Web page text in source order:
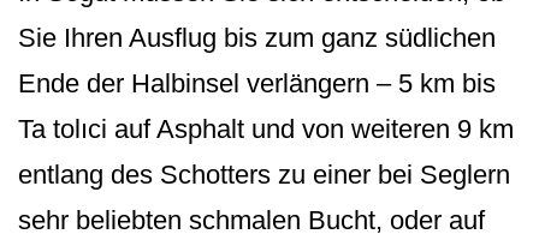
Sie Ihren Ausflug bis zum ganz südlichen
Ende der Halbinsel verlängern – 5 km bis
Ta tolıci auf Asphalt und von weiteren 9 km
entlang des Schotters zu einer bei Seglern
sehr beliebten schmalen Bucht, oder auf